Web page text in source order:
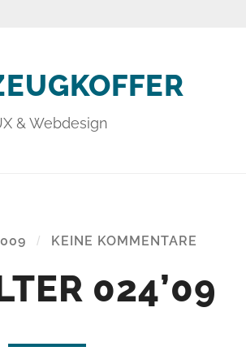
& Webdesign
/ KEINE KOMMENTARE
024’09